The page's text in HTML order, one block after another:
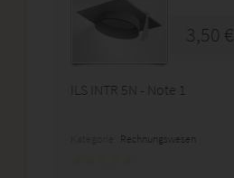
3,50 €
ILS INTR 5N - Note 1
Rechnungswesen